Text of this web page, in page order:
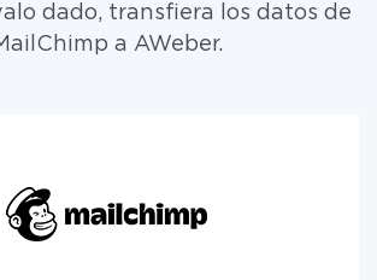
dado, transfiera los datos de
a AWeber.